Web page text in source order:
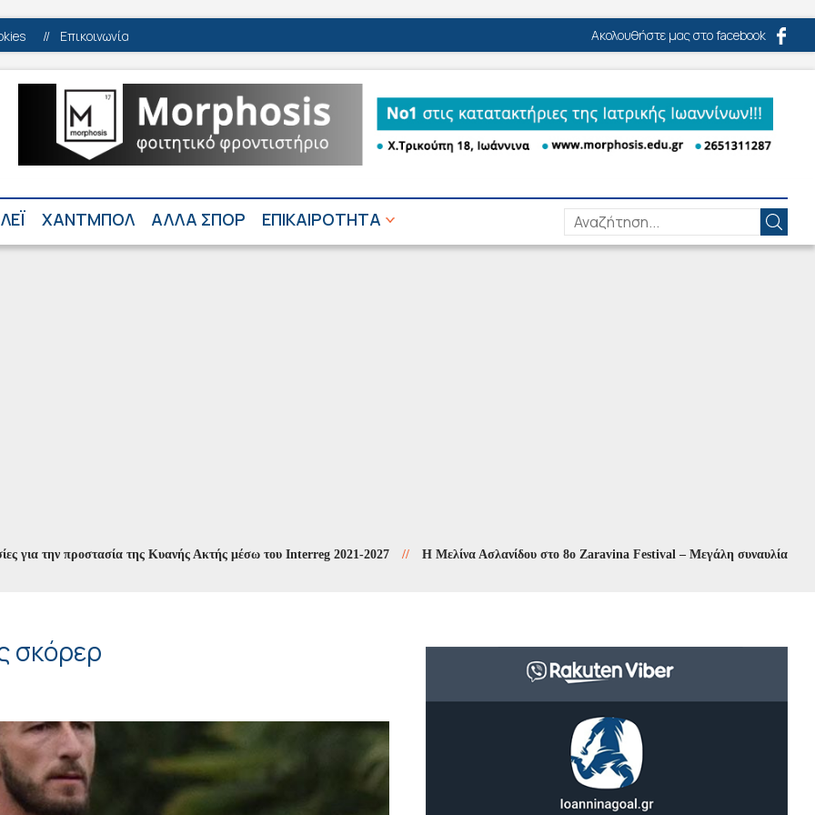
// Επικοινωνία Ακολουθήστε μας στο facebook
ΧΑΝΤΜΠΟΛ ΑΛΛΑ ΣΠΟΡ ΕΠΙΚΑΙΡΟΤΗΤΑ
προστασία της Κυανής Ακτής μέσω του Interreg 2021-2027 // Η Μελίνα Ασλανίδου στο 8ο Zaravina Festival – Μεγάλη συναυλία στις 9
σκόρερ